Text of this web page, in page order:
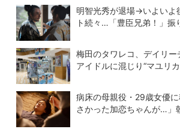
キンとの思い出を語る
で演技上手
明智光秀が退場→いよいよ
ト続々…「豊臣兄弟！」振
梅田のタワレコ、デイリー
アイドルに混じり“マユリ
病床の母親役・29歳女優
さかった加恋ちゃんが…」